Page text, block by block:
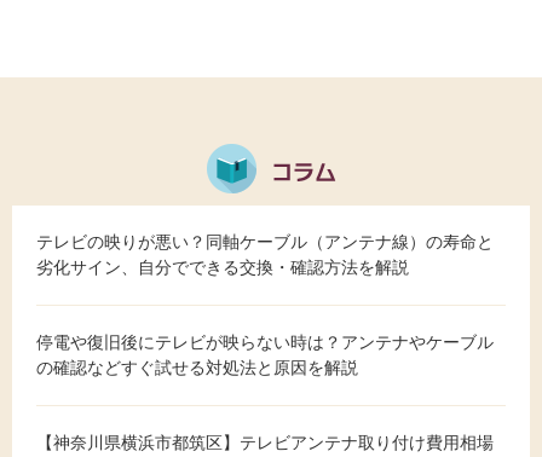
テレビの映りが悪い？同軸ケーブル（アンテナ線）の寿命と
劣化サイン、自分でできる交換・確認方法を解説
停電や復旧後にテレビが映らない時は？アンテナやケーブル
の確認などすぐ試せる対処法と原因を解説
【神奈川県横浜市都筑区】テレビアンテナ取り付け費用相場